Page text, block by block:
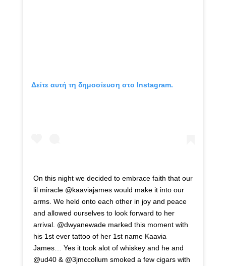
Δείτε αυτή τη δημοσίευση στο Instagram.
On this night we decided to embrace faith that our
lil miracle @kaaviajames would make it into our
arms. We held onto each other in joy and peace
and allowed ourselves to look forward to her
arrival. @dwyanewade marked this moment with
his 1st ever tattoo of her 1st name Kaavia
James… Yes it took alot of whiskey and he and
@ud40 & @3jmccollum smoked a few cigars with